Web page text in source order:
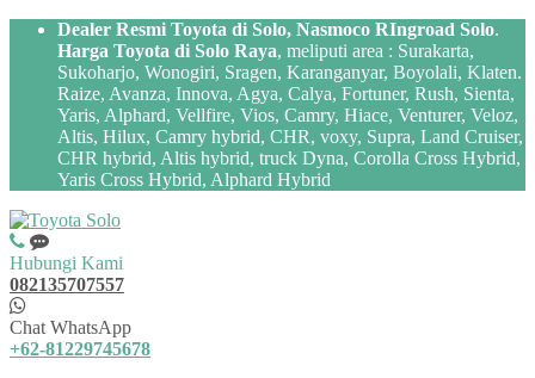
Dealer Resmi Toyota di Solo, Nasmoco RIngroad Solo.
Harga Toyota di Solo Raya, meliputi area : Surakarta,
Sukoharjo, Wonogiri, Sragen, Karanganyar, Boyolali, Klaten.
Raize, Avanza, Innova, Agya, Calya, Fortuner, Rush, Sienta,
Yaris, Alphard, Vellfire, Vios, Camry, Hiace, Venturer, Veloz,
Altis, Hilux, Camry hybrid, CHR, voxy, Supra, Land Cruiser,
CHR hybrid, Altis hybrid, truck Dyna, Corolla Cross Hybrid,
Yaris Cross Hybrid, Alphard Hybrid
Hubungi Kami
082135707557
Chat WhatsApp
+62-81229745678